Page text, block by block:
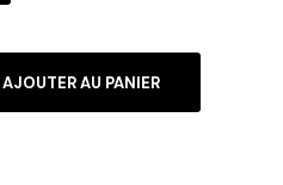
AJOUTER AU PANIER